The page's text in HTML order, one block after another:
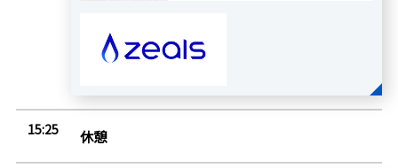
15:25 休憩